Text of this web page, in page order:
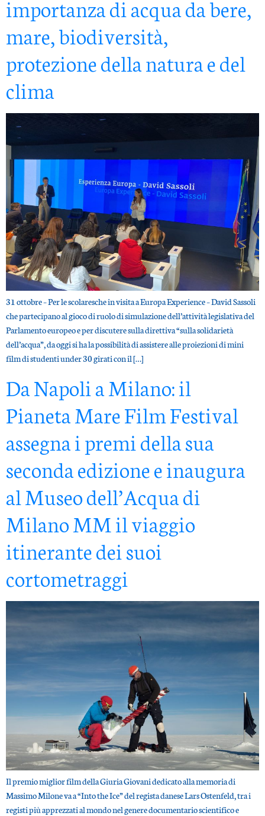
importanza di acqua da bere,
mare, biodiversità,
protezione della natura e del
clima
31 ottobre – Per le scolaresche in visita a Europa Experience – David Sassoli
che partecipano al gioco di ruolo di simulazione dell’attività legislativa del
Parlamento europeo e per discutere sulla direttiva “sulla solidarietà
dell’acqua”, da oggi si ha la possibilità di assistere alle proiezioni di mini
film di studenti under 30 girati con il […]
Da Napoli a Milano: il
Pianeta Mare Film Festival
assegna i premi della sua
seconda edizione e inaugura
al Museo dell’Acqua di
Milano MM il viaggio
itinerante dei suoi
cortometraggi
Il premio miglior film della Giuria Giovani dedicato alla memoria di
Massimo Milone va a “Into the Ice” del regista danese Lars Ostenfeld, tra i
registi più apprezzati al mondo nel genere documentario scientifico e